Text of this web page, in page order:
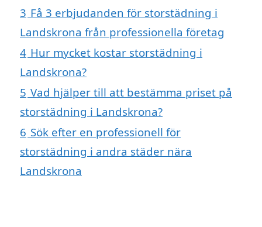
3 Få 3 erbjudanden för storstädning i
Landskrona från professionella företag
4 Hur mycket kostar storstädning i
Landskrona?
5 Vad hjälper till att bestämma priset på
storstädning i Landskrona?
6 Sök efter en professionell för
storstädning i andra städer nära
Landskrona